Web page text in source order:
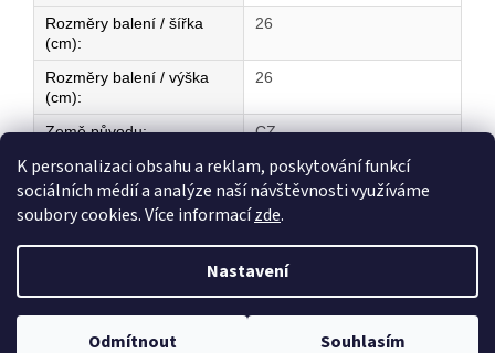
K personalizaci obsahu a reklam, poskytování funkcí
sociálních médií a analýze naší návštěvnosti využíváme
soubory cookies. Více informacízde.
Nastavení
Odmítnout Souhlasím
Rozměry balení / šířka
(cm):
26
Rozměry balení / výška
(cm):
26
Země původu: CZ
Copyright 2026ELEKTRICKÉ TOPENÍ. Všechna práva vyhrazena.
Upravit nastavení cookies